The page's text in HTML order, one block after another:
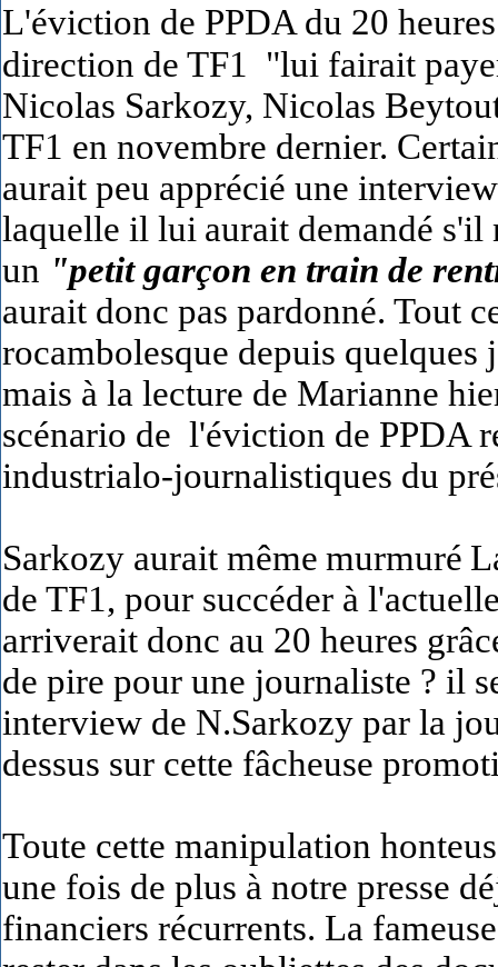
L'éviction de PPDA du 20
direction de TF1 "lui fairait
Nicolas Sarkozy, Nicolas
TF1 en novembre dernier.
aurait peu apprécié une
laquelle il lui aurait demandé s'il
un "petit garçon en train de
aurait donc pas pardonné. Tout
rocambolesque depuis
mais à la lecture de Marianne
scénario de l'éviction de PPDA
industrialo-journalistiques du
Sarkozy aurait même murmuré
de TF1, pour succéder à
arriverait donc au 20 heures
de pire pour une journaliste ? il
interview de N.Sarkozy par la
dessus sur cette fâcheuse
Toute cette manipulation
une fois de plus à notre presse
financiers récurrents. La